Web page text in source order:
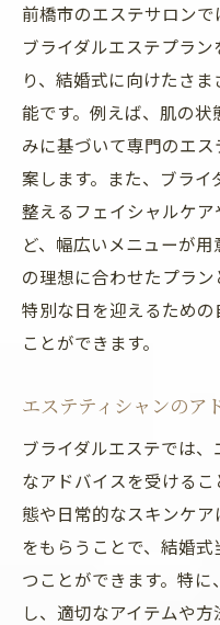
前橋市のエステサロン
ブライダルエステプラ
り、結婚式に向けたさ
能です。例えば、肌の
みに基づいて専門のエ
案します。また、ブラ
整えるフェイシャルケ
ど、幅広いメニューが
の理想に合わせたプラン
特別な日を迎えるため
ことができます。
エステティシャンのア
ブライダルエステでは
なアドバイスを受ける
態や日常的なスキンケ
をもらうことで、結婚
つことができます。特
し、適切なアイテムや